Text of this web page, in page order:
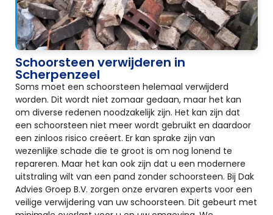
Schoorsteen verwijderen in
Scherpenzeel
Soms moet een schoorsteen helemaal verwijderd
worden. Dit wordt niet zomaar gedaan, maar het kan
om diverse redenen noodzakelijk zijn. Het kan zijn dat
een schoorsteen niet meer wordt gebruikt en daardoor
een zinloos risico creëert. Er kan sprake zijn van
wezenlijke schade die te groot is om nog lonend te
repareren. Maar het kan ook zijn dat u een modernere
uitstraling wilt van een pand zonder schoorsteen. Bij Dak
Advies Groep B.V. zorgen onze ervaren experts voor een
veilige verwijdering van uw schoorsteen. Dit gebeurt met